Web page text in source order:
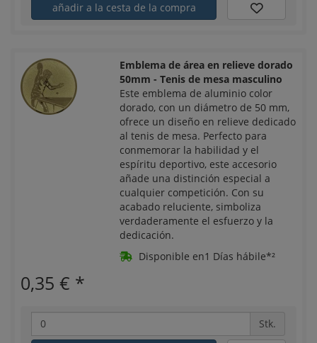
añadir a la cesta de la compra
Emblema de área en relieve dorado
50mm - Tenis de mesa masculino
Este emblema de aluminio color
dorado, con un diámetro de 50 mm,
ofrece un diseño en relieve dedicado
al tenis de mesa. Perfecto para
conmemorar la habilidad y el
espíritu deportivo, este accesorio
añade una distinción especial a
cualquier competición. Con su
acabado reluciente, simboliza
verdaderamente el esfuerzo y la
dedicación.
Disponible en1 Días hábile*²
0,35 € *
Stk.